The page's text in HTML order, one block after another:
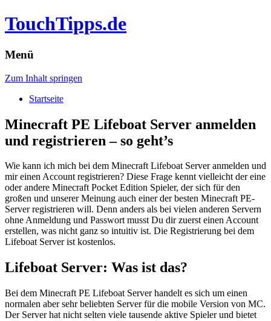
TouchTipps.de
Menü
Zum Inhalt springen
Startseite
Minecraft PE Lifeboat Server anmelden
und registrieren – so geht’s
Wie kann ich mich bei dem Minecraft Lifeboat Server anmelden und
mir einen Account registrieren? Diese Frage kennt vielleicht der eine
oder andere Minecraft Pocket Edition Spieler, der sich für den
großen und unserer Meinung auch einer der besten Minecraft PE-
Server registrieren will. Denn anders als bei vielen anderen Servern
ohne Anmeldung und Passwort musst Du dir zuerst einen Account
erstellen, was nicht ganz so intuitiv ist. Die Registrierung bei dem
Lifeboat Server ist kostenlos.
Lifeboat Server: Was ist das?
Bei dem Minecraft PE Lifeboat Server handelt es sich um einen
normalen aber sehr beliebten Server für die mobile Version von MC.
Der Server hat nicht selten viele tausende aktive Spieler und bietet